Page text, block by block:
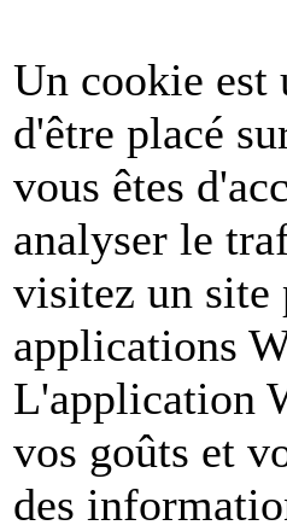
Un cookie est
d'être placé
vous êtes
analyser le
visitez un site
applications
L'application
vos goûts et
des